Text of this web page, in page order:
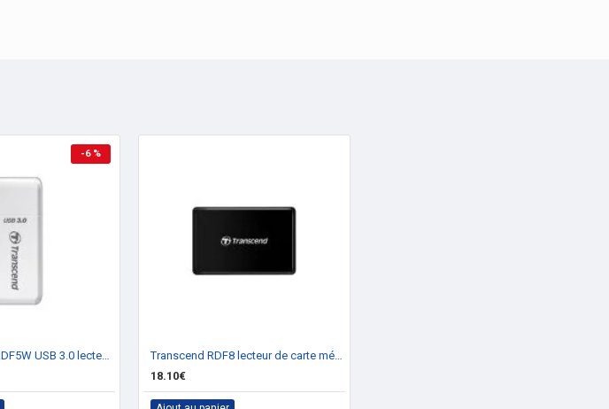
-6 %
Transcend TS-RDF5W USB 3.0 lecteur de carte mémoire
Transcend RDF8 lecteur de carte mémoire Micro-USB Noir
18.10€